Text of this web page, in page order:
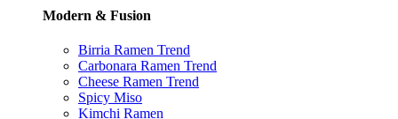
Modern & Fusion
Birria Ramen Trend
Carbonara Ramen Trend
Cheese Ramen Trend
Spicy Miso
Kimchi Ramen